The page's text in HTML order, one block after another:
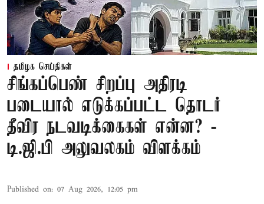
தமிழக செய்திகள்
சிங்கப்பெண் சிறப்பு அதிரடி
படையால் எடுக்கப்பட்ட தொடர்
தீவிர நடவடிக்கைகள் என்ன? -
டி.ஜி.பி அலுவலகம் விளக்கம்
Published on: 07 Aug 2026, 12:05 pm